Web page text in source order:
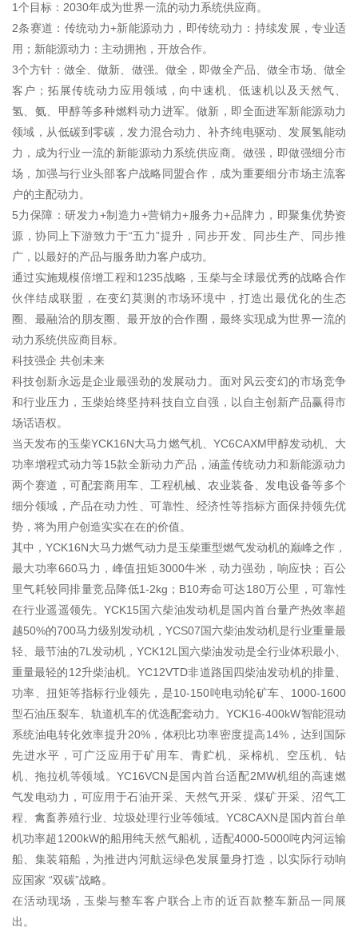
1个目标：2030年成为世界一流的动力系统供应商。
2条赛道：传统动力+新能源动力，即传统动力：持续发展，专业适
用；新能源动力：主动拥抱，开放合作。
3个方针：做全、做新、做强。做全，即做全产品、做全市场、做全
客户；拓展传统动力应用领域，向中速机、低速机以及天然气、
氢、氨、甲醇等多种燃料动力进军。做新，即全面进军新能源动力
领域，从低碳到零碳，发力混合动力、补齐纯电驱动、发展氢能动
力，成为行业一流的新能源动力系统供应商。做强，即做强细分市
场，加强与行业头部客户战略同盟合作，成为重要细分市场主流客
户的主配动力。
5力保障：研发力+制造力+营销力+服务力+品牌力，即聚集优势资
源，协同上下游致力于“五力”提升，同步开发、同步生产、同步推
广，以最好的产品与服务助力客户成功。
通过实施规模倍增工程和1235战略，玉柴与全球最优秀的战略合作
伙伴结成联盟，在变幻莫测的市场环境中，打造出最优化的生态
圈、最融洽的朋友圈、最开放的合作圈，最终实现成为世界一流的
动力系统供应商目标。
科技强企 共创未来
科技创新永远是企业最强劲的发展动力。面对风云变幻的市场竞争
和行业压力，玉柴始终坚持科技自立自强，以自主创新产品赢得市
场话语权。
当天发布的玉柴YCK16N大马力燃气机、YC6CAXM甲醇发动机、大
功率增程式动力等15款全新动力产品，涵盖传统动力和新能源动力
两个赛道，可配套商用车、工程机械、农业装备、发电设备等多个
细分领域，产品在动力性、可靠性、经济性等指标方面保持领先优
势，将为用户创造实实在在的价值。
其中，YCK16N大马力燃气动力是玉柴重型燃气发动机的巅峰之作，
最大功率660马力，峰值扭矩3000牛米，动力强劲，响应快；百公
里气耗较同排量竞品降低1-2kg；B10寿命可达180万公里，可靠性
在行业遥遥领先。YCK15国六柴油发动机是国内首台量产热效率超
越50%的700马力级别发动机，YCS07国六柴油发动机是行业重量最
轻、最节油的7L发动机，YCK12L国六柴油发动是全行业体积最小、
重量最轻的12升柴油机。YC12VTD非道路国四柴油发动机的排量、
功率、扭矩等指标行业领先，是10-150吨电动轮矿车、1000-1600
型石油压裂车、轨道机车的优选配套动力。YCK16-400kW智能混动
系统油电转化效率提升20%，体积比功率密度提高14%，达到国际
先进水平，可广泛应用于矿用车、青贮机、采棉机、空压机、钻
机、拖拉机等领域。YC16VCN是国内首台适配2MW机组的高速燃
气发电动力，可应用于石油开采、天然气开采、煤矿开采、沼气工
程、禽畜养殖行业、垃圾处理行业等领域。YC8CAXN是国内首台单
机功率超1200kW的船用纯天然气船机，适配4000-5000吨内河运输
船、集装箱船，为推进内河航运绿色发展量身打造，以实际行动响
应国家 “双碳”战略。
在活动现场，玉柴与整车客户联合上市的近百款整车新品一同展
出。